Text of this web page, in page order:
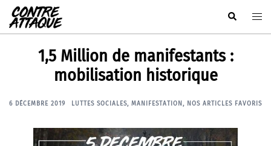
Aller
au
contenu
Rechercher
1,5 Million de manifestants :
mobilisation historique
6 DÉCEMBRE 2019 LUTTES SOCIALES, MANIFESTATION , NOS ARTICLES FAVORIS